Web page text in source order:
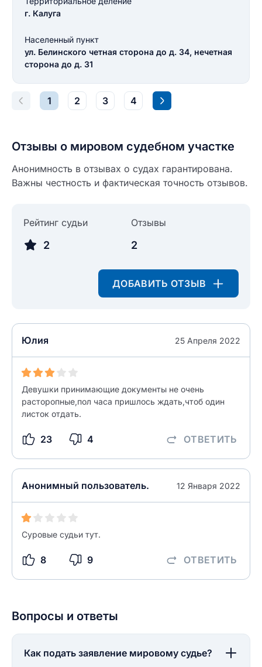
г. Калуга
Населенный пункт
ул. Белинского четная сторона до д. 34, нечетная
сторона до д. 31
1 2 3 4
Отзывы о мировом судебном участке
Анонимность в отзывах о судах гарантирована.
Важны честность и фактическая точность отзывов.
Рейтинг судьи
2
Отзывы
2
ДОБАВИТЬ ОТЗЫВ
Юлия 25 Апреля 2022
Девушки принимающие документы не очень
расторопные,пол часа пришлось ждать,чтоб один
листок отдать.
23 4 ОТВЕТИТЬ
Анонимный пользователь. 12 Января 2022
Суровые судьи тут.
8 9 ОТВЕТИТЬ
Текст отзыва
0/500
разрешить публикацию отзыва
ОСТАВИТЬ ОТЗЫВ
Ответ на отзыв
0/500
ОСТАВИТЬ ОТЗЫВ
Вопросы и ответы
Как подать заявление мировому судье?
Название населенного пункта
НАЙТИ МЕНЯ